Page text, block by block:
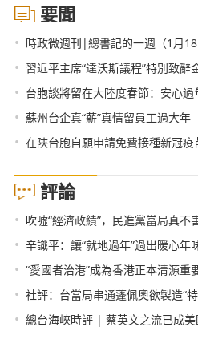
要聞
• 時政微週刊|總書記的一週（1月
• 習近平主席“達沃斯議程”特別致辭
• 台胞談將留在大陸度春節：安心過
• 蘇州台企真“薪”真情留員工過大年
• 在陜台胞自願申請免費接種新冠
評論
• 吹噓“經濟政績”，民進黨當局真不
• 辛識平：讓“就地過年”過出暖心年
• “愛國者治港”成為香港正本清源重
• 社評：台當局串通蓬佩奧欲製造“
• 總台海峽時評 | 蔡英文之流已成